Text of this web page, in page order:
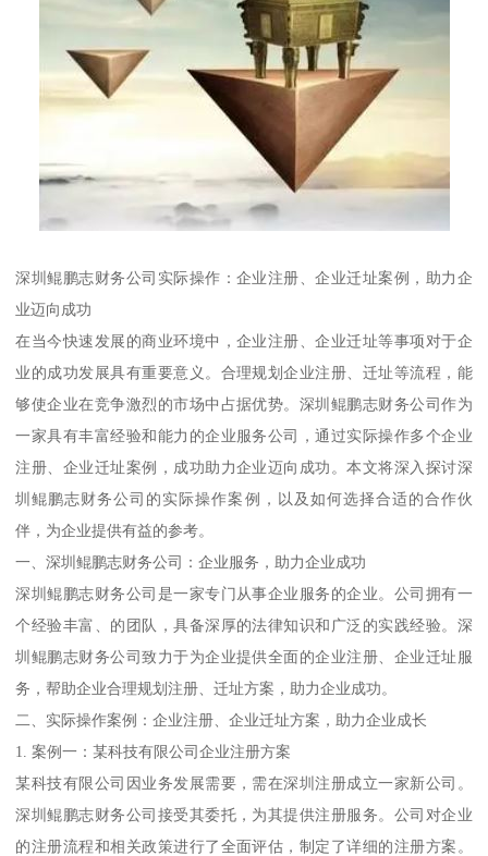
深圳鲲鹏志财务公司实际操作：企业注册、企业迁址案例，助力企
业迈向成功
在当今快速发展的商业环境中，企业注册、企业迁址等事项对于企
业的成功发展具有重要意义。合理规划企业注册、迁址等流程，能
够使企业在竞争激烈的市场中占据优势。深圳鲲鹏志财务公司作为
一家具有丰富经验和能力的企业服务公司，通过实际操作多个企业
注册、企业迁址案例，成功助力企业迈向成功。本文将深入探讨深
圳鲲鹏志财务公司的实际操作案例，以及如何选择合适的合作伙
伴，为企业提供有益的参考。
一、深圳鲲鹏志财务公司：企业服务，助力企业成功
深圳鲲鹏志财务公司是一家专门从事企业服务的企业。公司拥有一
个经验丰富、的团队，具备深厚的法律知识和广泛的实践经验。深
圳鲲鹏志财务公司致力于为企业提供全面的企业注册、企业迁址服
务，帮助企业合理规划注册、迁址方案，助力企业成功。
二、实际操作案例：企业注册、企业迁址方案，助力企业成长
1. 案例一：某科技有限公司企业注册方案
某科技有限公司因业务发展需要，需在深圳注册成立一家新公司。
深圳鲲鹏志财务公司接受其委托，为其提供注册服务。公司对企业
的注册流程和相关政策进行了全面评估，制定了详细的注册方案。